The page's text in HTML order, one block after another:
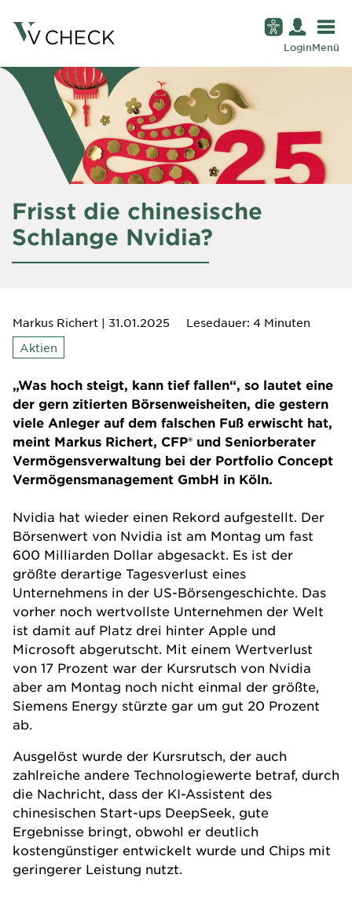
LoginMenü
Frisst die chinesische
Schlange Nvidia?
Markus Richert | 31.01.2025
Lesedauer: 4 Minuten
Aktien
„Was hoch steigt, kann tief fallen“, so lautet eine
der gern zitierten Börsenweisheiten, die gestern
viele Anleger auf dem falschen Fuß erwischt hat,
meint Markus Richert, CFP® und Seniorberater
Vermögensverwaltung bei der Portfolio Concept
Vermögensmanagement GmbH in Köln.
Nvidia hat wieder einen Rekord aufgestellt. Der
Börsenwert von Nvidia ist am Montag um fast
600 Milliarden Dollar abgesackt. Es ist der
größte derartige Tagesverlust eines
Unternehmens in der US-Börsengeschichte. Das
vorher noch wertvollste Unternehmen der Welt
ist damit auf Platz drei hinter Apple und
Microsoft abgerutscht. Mit einem Wertverlust
von 17 Prozent war der Kursrutsch von Nvidia
aber am Montag noch nicht einmal der größte,
Siemens Energy stürzte gar um gut 20 Prozent
ab.
Ausgelöst wurde der Kursrutsch, der auch
zahlreiche andere Technologiewerte betraf, durch
die Nachricht, dass der KI-Assistent des
chinesischen Start-ups DeepSeek, gute
Ergebnisse bringt, obwohl er deutlich
kostengünstiger entwickelt wurde und Chips mit
geringerer Leistung nutzt.